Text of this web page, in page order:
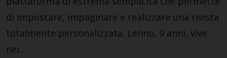
di impostare, impaginare e realizzare una rivista
totalmente personalizzata. Lenno, 9 anni, vive
nei…